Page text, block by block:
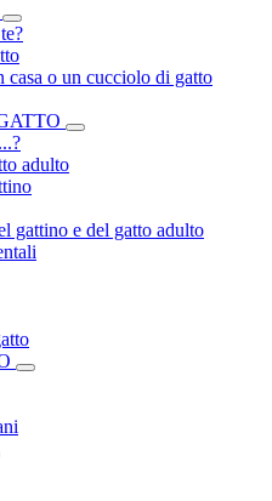
casa o un cucciolo di gatto
adulto
gattino e del gatto adulto